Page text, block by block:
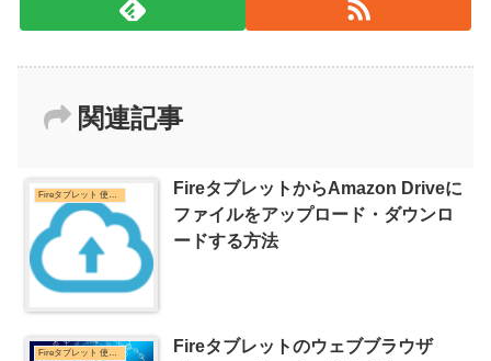
関連記事
Fireタブレット 使い方
FireタブレットからAmazon Driveに
ファイルをアップロード・ダウンロ
ードする方法
Fireタブレット 使い方
Fireタブレットのウェブブラウザ